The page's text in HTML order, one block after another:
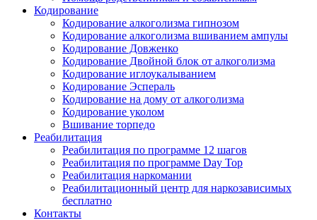
Кодирование
Кодирование алкоголизма гипнозом
Кодирование алкоголизма вшиванием ампулы
Кодирование Довженко
Кодирование Двойной блок от алкоголизма
Кодирование иглоукалыванием
Кодирование Эспераль
Кодирование на дому от алкоголизма
Кодирование уколом
Вшивание торпедо
Реабилитация
Реабилитация по программе 12 шагов
Реабилитация по программе Day Top
Реабилитация наркомании
Реабилитационный центр для наркозависимых
бесплатно
Контакты